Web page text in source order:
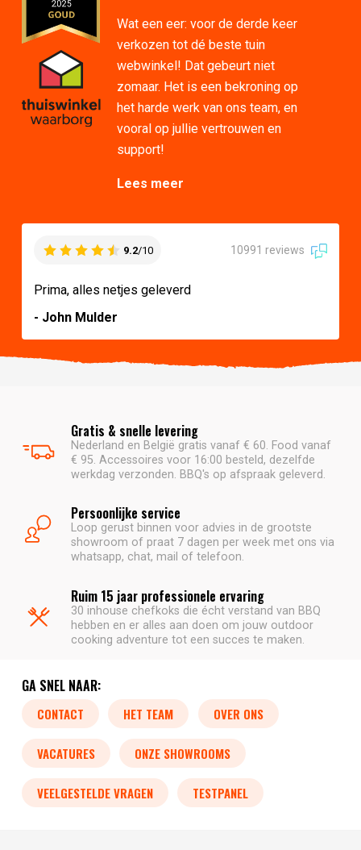
Wat een eer: voor de derde keer
verkozen tot dé beste tuin
webwinkel! Dat gebeurt niet
zomaar. Het is een bekroning op
het harde werk van ons team, en
vooral op jullie vertrouwen en
support!
Lees meer
9.2/10 10991 reviews
Prima, alles netjes geleverd
- John Mulder
Gratis & snelle levering
Nederland en België gratis vanaf € 60. Food vanaf
€ 95. Accessoires voor 16:00 besteld, dezelfde
werkdag verzonden. BBQ's op afspraak geleverd.
Persoonlijke service
Loop gerust binnen voor advies in de grootste
showroom of praat 7 dagen per week met ons via
whatsapp, chat, mail of telefoon.
Ruim 15 jaar professionele ervaring
30 inhouse chefkoks die écht verstand van BBQ
hebben en er alles aan doen om jouw outdoor
cooking adventure tot een succes te maken.
GA SNEL NAAR:
CONTACT HET TEAM OVER ONS
VACATURES ONZE SHOWROOMS
VEELGESTELDE VRAGEN TESTPANEL